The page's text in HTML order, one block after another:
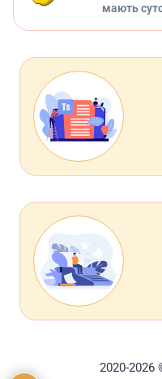
мають
2020-